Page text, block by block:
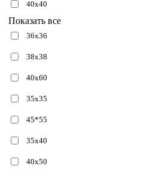
40х40
Показать все
36х36
38х38
40х60
35х35
45*55
35х40
40х50